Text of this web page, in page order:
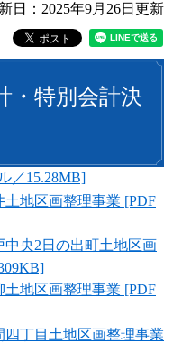
日：2025年9月26日更新
・特別会計決
／15.28MB]
地区画整理事業 [PDF
央2日の出町土地区画
地区画整理事業 [PDF
丁目土地区画整理事業